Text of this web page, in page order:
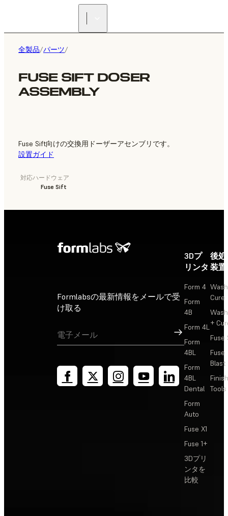
全製品/パーツ/
FUSE SIFT DOSER
ASSEMBLY
Fuse Sift向けの交換用ドーザーアセンブリです。
設置ガイド
対応ハードウェア
Fuse Sift
Formlabsの最新情報をメールで受
け取る
サインアップ
3Dプ
リンタ
Form 4
Form
4B
Form 4L
Form
4BL
Form
4BL
Dental
Form
Auto
Fuse X1
Fuse 1+
3Dプリ
ンタを
比較
後
装置
Cure
+
Fuse
Fuse
Blast
Tools